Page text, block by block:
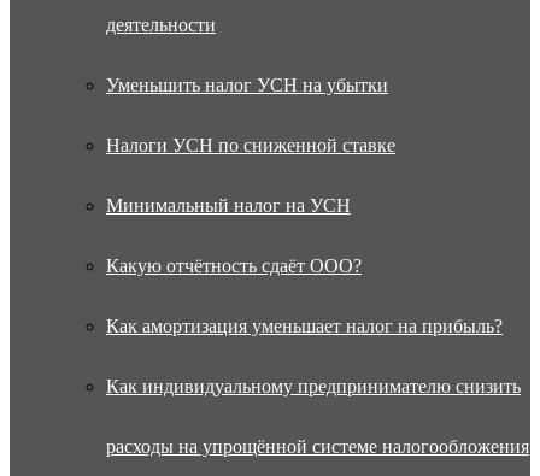
деятельности
Уменьшить налог УСН на убытки
Налоги УСН по сниженной ставке
Минимальный налог на УСН
Какую отчётность сдаёт ООО?
Как амортизация уменьшает налог на прибыль?
Как индивидуальному предпринимателю снизить
расходы на упрощённой системе налогообложения